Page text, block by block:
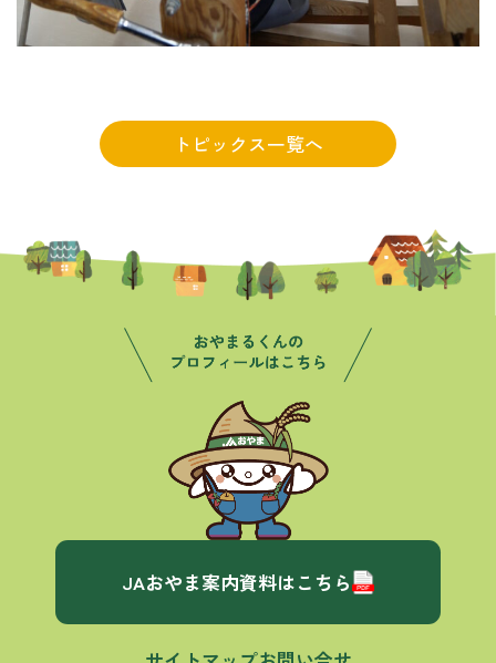
トピックス一覧へ
JAおやま案内資料はこちら